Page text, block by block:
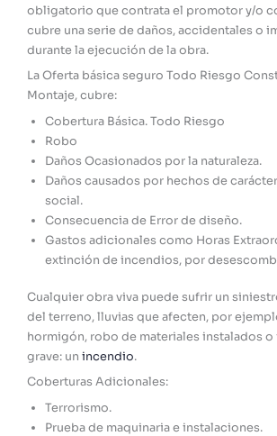
obligatorio que contrata el promotor y/o
cubre una serie de daños, accidentales o
durante la ejecución de la obra.
La Oferta básica seguro Todo Riesgo
Montaje, cubre:
Cobertura Básica. Todo Riesgo
Robo
Daños Ocasionados por la naturaleza.
Daños causados por hechos de
social.
Consecuencia de Error de diseño.
Gastos adicionales como Horas
extinción de incendios, por
Cualquier obra viva puede sufrir un
del terreno, lluvias que afecten, por
hormigón, robo de materiales instalados o
grave: un incendio.
Coberturas Adicionales:
Terrorismo.
Prueba de maquinaria e instalaciones.